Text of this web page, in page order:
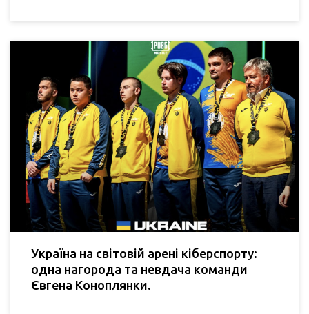
Україна на світовій арені кіберспорту:
одна нагорода та невдача команди
Євгена Коноплянки.